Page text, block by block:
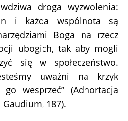
droga wyzwolenia:
i każda wspólnota są
Boga na rzecz
ubogich, tak aby mogli
się w społeczeństwo.
uważni na krzyk
wesprzeć” (Adhortacja
187).